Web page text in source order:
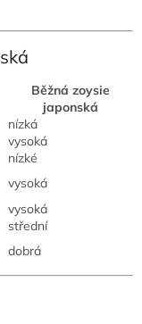
Běžná zoysie
japonská
nízká
vysoká
nízké
vysoká
vysoká
střední
dobrá